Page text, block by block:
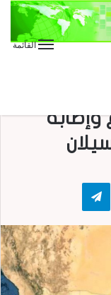
القائمة
وإصابة
Telegram